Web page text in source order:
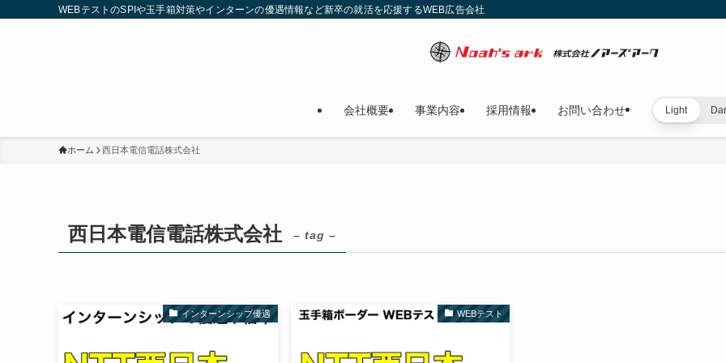
WEBテストのSPIや玉手箱対策やインターンの優遇情報など新卒の就活を応援するWEB広告会社
会社概要 事業内容 採用情報 お問い合わせ Light
ホーム 西日本電信電話株式会社
西日本電信電話株式会社 – tag –
インターンシップ優遇 WEBテスト